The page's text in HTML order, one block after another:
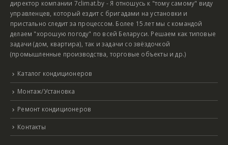
директор компании 7climat.by - Я отношусь к "тому самому" виду
управленцев, который ездит с бригадами на установки и
пристально следит за процессом. Более 15 лет мы с командой
делаем "хорошую погоду" по всей Беларуси. Решаем как типовые
задачи (дом, квартира), так и задачи со звёздочкой
(промышленные производства, торговые объекты и др.)
Каталог кондиционеров
Монтаж/Установка
Ремонт кондиционеров
Контакты